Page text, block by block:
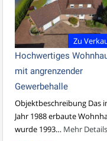
Zu
Hochwertiges
mit angrenzender
Gewerbehalle
Objektbeschreibung Das
Jahr 1988 erbaute
wurde 1993… Mehr Details